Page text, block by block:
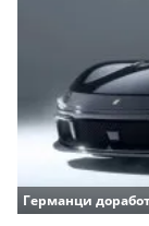
Германци